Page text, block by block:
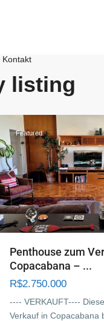
Kontakt
listing
Copacabana
Previous
Featured
Penthouse zum
Copacabana – ...
R$2.750.000
---- VERKAUFT----
Verkauf in Copacabana